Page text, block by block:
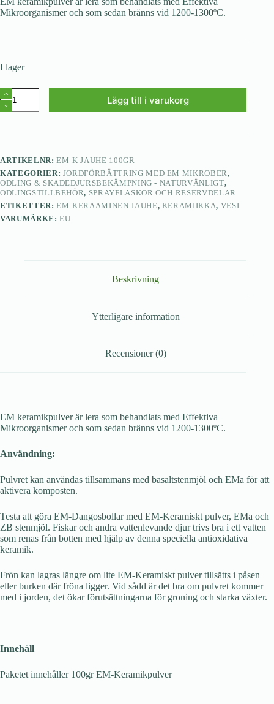
Mikroorganismer och som sedan bränns vid 1200-1300ºC.
I lager
Lägg till i varukorg
ARTIKELNR:EM-K JAUHE 100GR
KATEGORIER: JORDFÖRBÄTTRING MED EM MIKROBER,
ODLING & SKADEDJURSBEKÄMPNING - NATURVÄNLIGT,
ODLINGSTILLBEHÖR, SPRAYFLASKOR OCH RESERVDELAR
ETIKETTER:EM-KERAAMINEN JAUHE, KERAMIIKKA, VESI
VARUMÄRKE:EU.
Beskrivning
Ytterligare information
Recensioner (0)
EM keramikpulver är lera som behandlats med Effektiva
Mikroorganismer och som sedan bränns vid 1200-1300ºC.
Användning:
Pulvret kan användas tillsammans med basaltstenmjöl och EMa för att
aktivera komposten.
Testa att göra EM-Dangosbollar med EM-Keramiskt pulver, EMa och
ZB stenmjöl. Fiskar och andra vattenlevande djur trivs bra i ett vatten
som renas från botten med hjälp av denna speciella antioxidativa
keramik.
Frön kan lagras längre om lite EM-Keramiskt pulver tillsätts i påsen
eller burken där fröna ligger. Vid sådd är det bra om pulvret kommer
med i jorden, det ökar förutsättningarna för groning och starka växter.
Innehåll
Paketet innehåller 100gr EM-Keramikpulver